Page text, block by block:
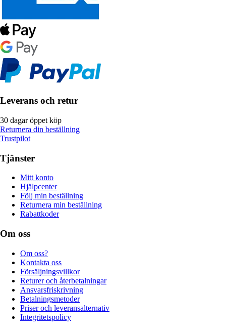
Leverans och retur
30 dagar öppet köp
Returnera din beställning
Trustpilot
Tjänster
Mitt konto
Hjälpcenter
Följ min beställning
Returnera min beställning
Rabattkoder
Om oss
Om oss?
Kontakta oss
Försäljningsvillkor
Returer och återbetalningar
Ansvarsfriskrivning
Betalningsmetoder
Priser och leveransalternativ
Integritetspolicy